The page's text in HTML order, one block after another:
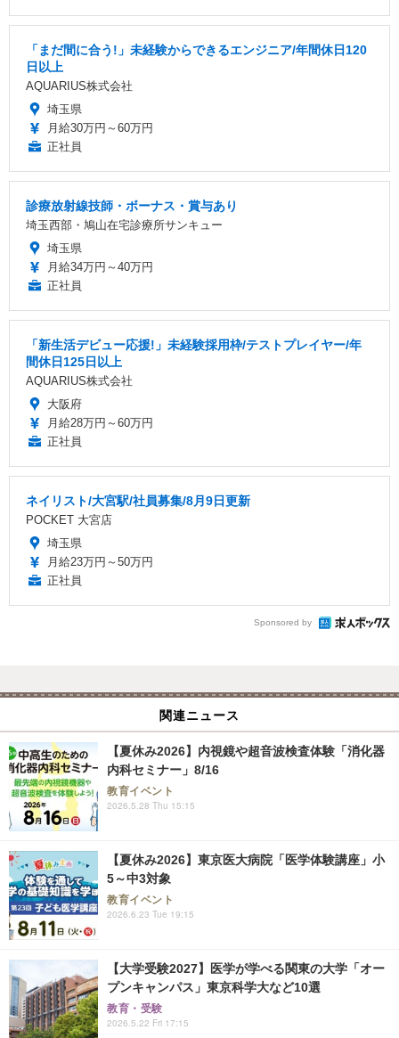
「まだ間に合う!」未経験からできるエンジニア/年間休日120
日以上
AQUARIUS株式会社
埼玉県
月給30万円～60万円
正社員
診療放射線技師・ボーナス・賞与あり
埼玉西部・鳩山在宅診療所サンキュー
埼玉県
月給34万円～40万円
正社員
「新生活デビュー応援!」未経験採用枠/テストプレイヤー/年
間休日125日以上
AQUARIUS株式会社
大阪府
月給28万円～60万円
正社員
ネイリスト/大宮駅/社員募集/8月9日更新
POCKET 大宮店
埼玉県
月給23万円～50万円
正社員
Sponsored by
関連ニュース
【夏休み2026】内視鏡や超音波検査体験「消化器
内科セミナー」8/16
教育イベント
2026.5.28 Thu 15:15
【夏休み2026】東京医大病院「医学体験講座」小
5～中3対象
教育イベント
2026.6.23 Tue 19:15
【大学受験2027】医学が学べる関東の大学「オー
プンキャンパス」東京科学大など10選
教育・受験
2026.5.22 Fri 17:15